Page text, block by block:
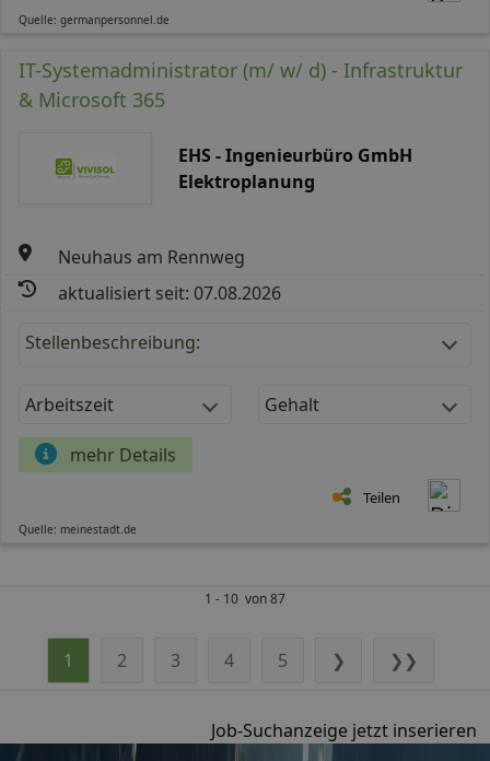
Quelle: germanpersonnel.de
IT-Systemadministrator (m/ w/ d) - Infrastruktur
& Microsoft 365
EHS - Ingenieurbüro GmbH
Elektroplanung
Neuhaus am Rennweg
aktualisiert seit: 07.08.2026
Stellenbeschreibung:
Arbeitszeit Gehalt
mehr Details
Teilen
Quelle: meinestadt.de
1 - 10 von 87
1 2 3 4 5 ❯ ❯❯
Job-Suchanzeige jetzt inserieren